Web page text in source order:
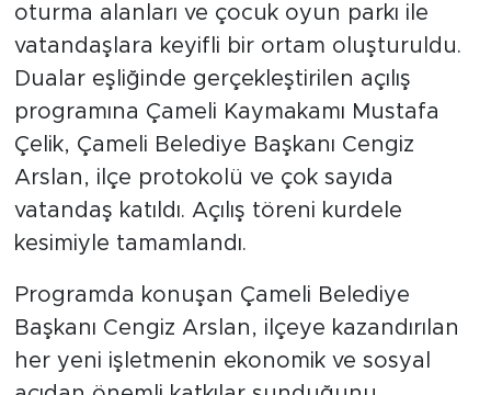
oturma alanları ve çocuk oyun parkı ile
vatandaşlara keyifli bir ortam oluşturuldu.
Dualar eşliğinde gerçekleştirilen açılış
programına Çameli Kaymakamı Mustafa
Çelik, Çameli Belediye Başkanı Cengiz
Arslan, ilçe protokolü ve çok sayıda
vatandaş katıldı. Açılış töreni kurdele
kesimiyle tamamlandı.
Programda konuşan Çameli Belediye
Başkanı Cengiz Arslan, ilçeye kazandırılan
her yeni işletmenin ekonomik ve sosyal